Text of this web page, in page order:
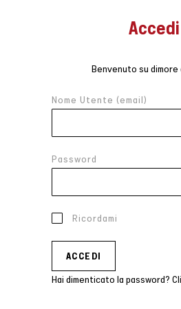
Accedi
Benvenuto su
Nome Utente (email)
Password
Ricordami
Hai dimenticato la password?